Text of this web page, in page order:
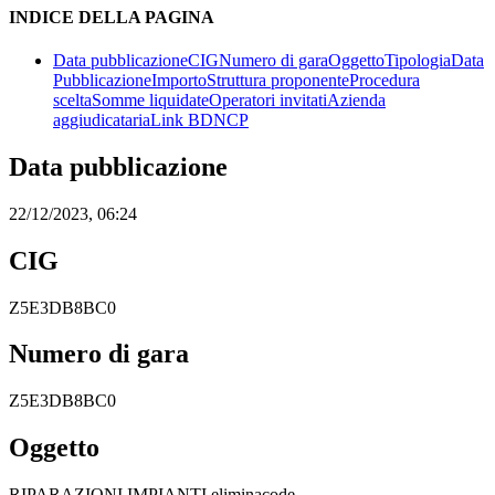
INDICE DELLA PAGINA
Data pubblicazioneCIGNumero di garaOggettoTipologiaData
PubblicazioneImportoStruttura proponenteProcedura
sceltaSomme liquidateOperatori invitatiAzienda
aggiudicatariaLink BDNCP
Data pubblicazione
22/12/2023, 06:24
CIG
Z5E3DB8BC0
Numero di gara
Z5E3DB8BC0
Oggetto